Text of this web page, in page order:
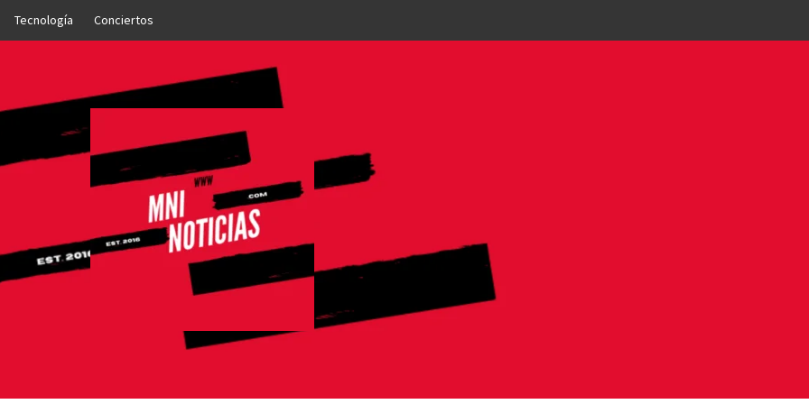
Tecnología Conciertos